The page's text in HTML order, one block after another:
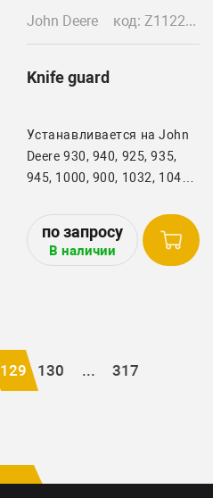
John Deere код: Z11228-F
Knife guard
Устанавливается на John
Deere 930, 940, 925, 935,
945, 1000, 900, 1032, 1042,
814, 816, 818, 820
В наличии
129 130 ... 317